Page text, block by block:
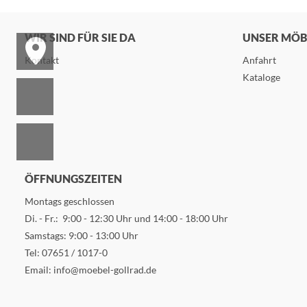
WIR SIND FÜR SIE DA
Kontakt
UNSER
Anfahrt
Kataloge
ÖFFNUNGSZEITEN
Montags geschlossen
Di. - Fr.: 9:00 - 12:30 Uhr und 14:00 - 18:00 Uhr
Samstags: 9:00 - 13:00 Uhr
Tel: 07651 / 1017-0
Email: info@moebel-gollrad.de